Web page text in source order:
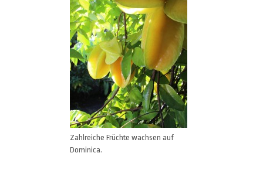
Zahlreiche Früchte wachsen auf
Dominica.